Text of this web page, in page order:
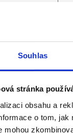
Souhlas
stránka
obsahu a
o tom,
mohou